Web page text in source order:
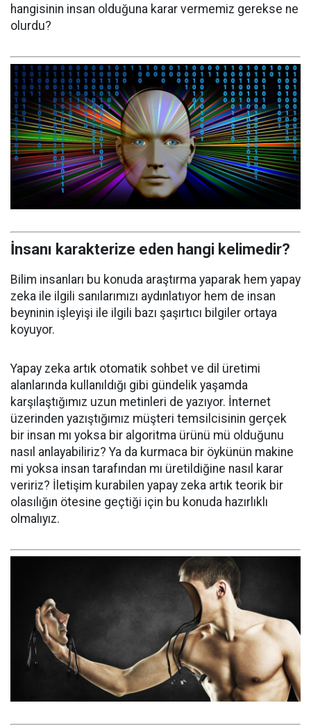
hangisinin insan olduğuna karar vermemiz gerekse ne
olurdu?
İnsanı karakterize eden hangi kelimedir?
Bilim insanları bu konuda araştırma yaparak hem yapay
zeka ile ilgili sanılarımızı aydınlatıyor hem de insan
beyninin işleyişi ile ilgili bazı şaşırtıcı bilgiler ortaya
koyuyor.
Yapay zeka artık otomatik sohbet ve dil üretimi
alanlarında kullanıldığı gibi gündelik yaşamda
karşılaştığımız uzun metinleri de yazıyor. İnternet
üzerinden yazıştığımız müşteri temsilcisinin gerçek
bir insan mı yoksa bir algoritma ürünü mü olduğunu
nasıl anlayabiliriz? Ya da kurmaca bir öykünün makine
mi yoksa insan tarafından mı üretildiğine nasıl karar
veririz? İletişim kurabilen yapay zeka artık teorik bir
olasılığın ötesine geçtiği için bu konuda hazırlıklı
olmalıyız.